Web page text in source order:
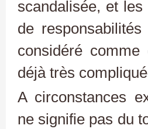
scandalisée, et
de
considéré
déjà très
A circonstances
ne signifie pas du